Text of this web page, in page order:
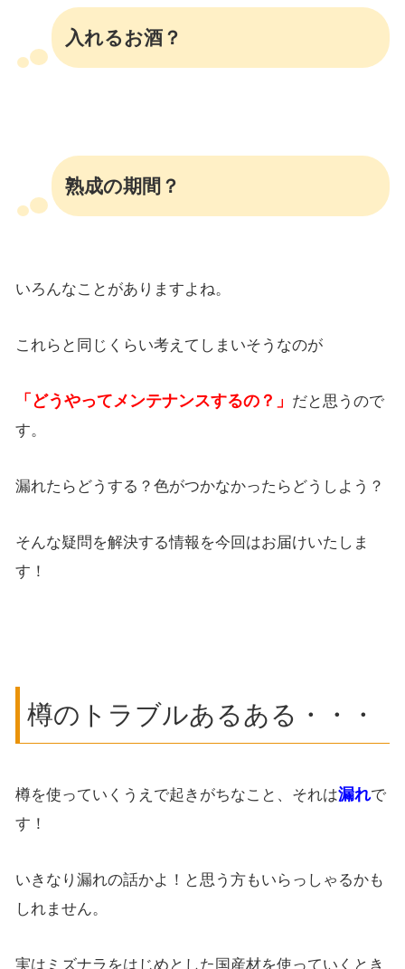
入れるお酒？
熟成の期間？
いろんなことがありますよね。
これらと同じくらい考えてしまいそうなのが
「どうやってメンテナンスするの？」 だと思うので
す。
漏れたらどうする？色がつかなかったらどうしよう？
そんな疑問を解決する情報を今回はお届けいたしま
す！
樽のトラブルあるある・・・
樽を使っていくうえで起きがちなこと、それは漏れで
す！
いきなり漏れの話かよ！と思う方もいらっしゃるかも
しれません。
実はミズナラをはじめとした国産材を使っていくとき